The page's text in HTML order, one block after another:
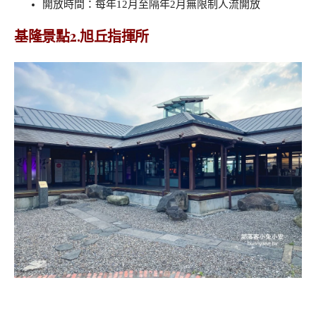
開放時間：每年12月至隔年2月無限制人流開放
基隆景點2.旭丘指揮所